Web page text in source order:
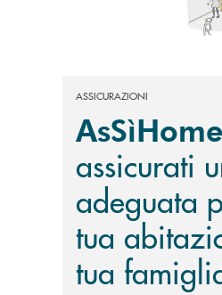
ASSICURAZIONI
AsSìHome
assicurati
adeguata
tua
tua